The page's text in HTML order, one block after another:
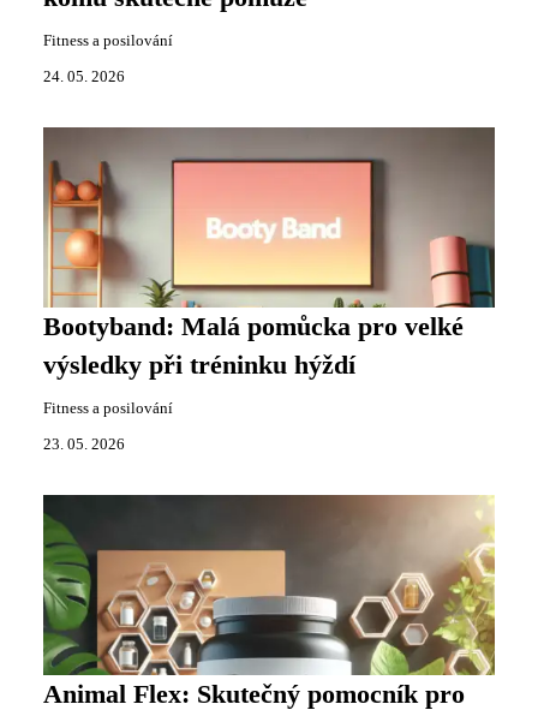
Fitness a posilování
24. 05. 2026
Bootyband: Malá pomůcka pro velké
výsledky při tréninku hýždí
Fitness a posilování
23. 05. 2026
Animal Flex: Skutečný pomocník pro